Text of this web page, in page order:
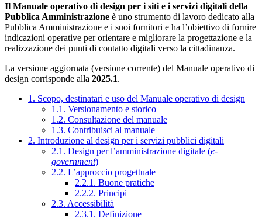
Il Manuale operativo di design per i siti e i servizi digitali della
Pubblica Amministrazione è uno strumento di lavoro dedicato alla
Pubblica Amministrazione e i suoi fornitori e ha l’obiettivo di fornire
indicazioni operative per orientare e migliorare la progettazione e la
realizzazione dei punti di contatto digitali verso la cittadinanza.
La versione aggiornata (versione corrente) del Manuale operativo di
design corrisponde alla 2025.1.
1. Scopo, destinatari e uso del Manuale operativo di design
1.1. Versionamento e storico
1.2. Consultazione del manuale
1.3. Contribuisci al manuale
2. Introduzione al design per i servizi pubblici digitali
2.1. Design per l’amministrazione digitale (e-
government)
2.2. L’approccio progettuale
2.2.1. Buone pratiche
2.2.2. Principi
2.3. Accessibilità
2.3.1. Definizione